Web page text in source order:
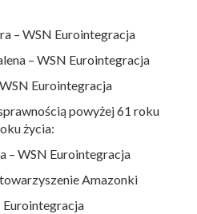
– WSN Eurointegracja
– WSN Eurointegracja
Eurointegracja
powyżej 61 roku
życia:
– WSN Eurointegracja
Amazonki
Eurointegracja